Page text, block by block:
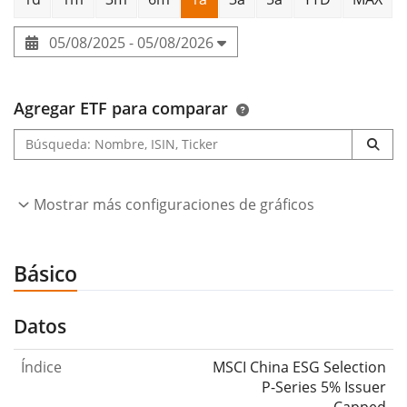
05/08/2025 - 05/08/2026
Agregar ETF para comparar
Mostrar más configuraciones de gráficos
Básico
Datos
Índice
MSCI China ESG Selection
P-Series 5% Issuer